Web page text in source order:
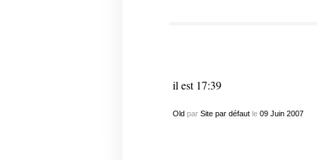
il est 17:39
Oldpar Site par défautle 09 Juin 2007